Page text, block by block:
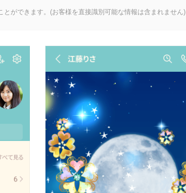
ができます。(お客様を直接識別可能な情報は含まれません)